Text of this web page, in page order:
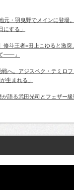
元・羽曳野でメインに登場
にする」
修斗王者=田上こゆると激
――」
戦へ。アジスベク・テミロ
生まれる」
が語る武田光司とフェザー